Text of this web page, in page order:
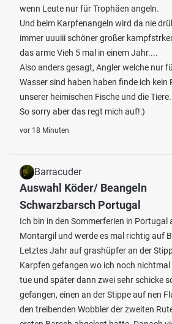
wenn Leute nur für Trophäen angeln.
Und beim Karpfenangeln wird da nie
immer uuuiii schöner großer
das arme Vieh 5 mal in einem Jahr....
Also anders gesagt, Angler welche nur
Wasser sind haben haben finde ich kein
unserer heimischen Fische und die Tiere.
So sorry aber das regt mich auf!:)
vor 18 Minuten
Barracuder
Auswahl Köder/ Beangeln
Schwarzbarsch Portugal
Ich bin in den Sommerferien in Portugal
Montargil und werde es mal richtig auf
Letztes Jahr auf grashüpfer an der
Karpfen gefangen wo ich noch
tue und später dann zwei sehr schicke
gefangen, einen an der Stippe auf nen
den treibenden Wobbler der zweiten